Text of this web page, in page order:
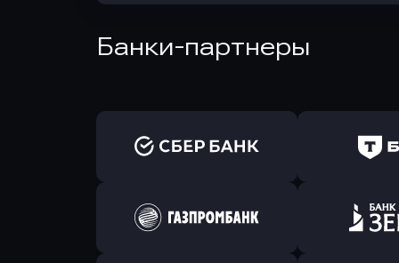
Банки-партнеры
Оправить заявку
в Сбербанк
в Т-Банк